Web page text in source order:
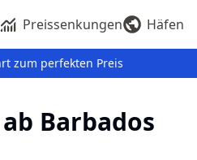
Preissenkungen Häfen
zum perfekten Preis
Barbados